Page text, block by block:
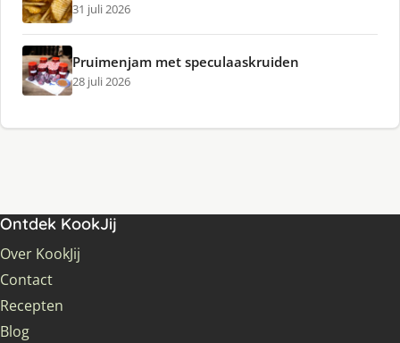
31 juli 2026
Pruimenjam met speculaaskruiden
28 juli 2026
Ontdek KookJij
Over KookJij
Contact
Recepten
Blog